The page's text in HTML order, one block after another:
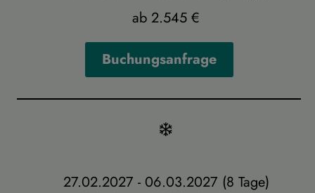
ab 2.545 €
Buchungsanfrage
27.02.2027 - 06.03.2027 (8 Tage)